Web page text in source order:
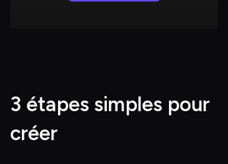
3 étapes simples pour
créer